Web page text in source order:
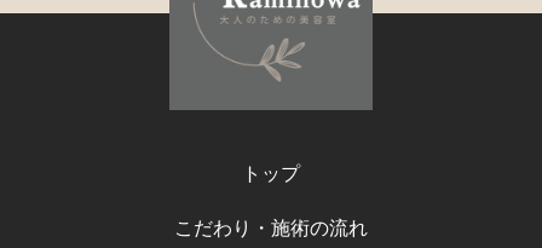
トップ
こだわり・施術の流れ